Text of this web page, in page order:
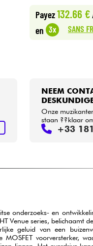
Payez132.66 €
en 3x SANS
NEEM
Onze
staan ??klaar
+33
onderzoeks- en
Venue series, belichaamt
geluid van een
voorversterker,